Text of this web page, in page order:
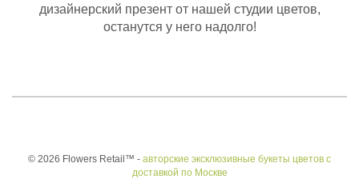
дизайнерский презент от нашей студии цветов,
останутся у него надолго!
© 2026 Flowers Retail™ - авторские эксклюзивные букеты цветов с
доставкой по Москве